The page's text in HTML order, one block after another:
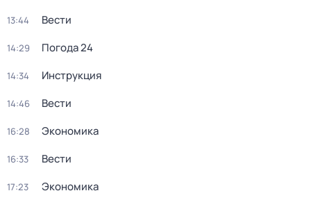
13:44 Вести
14:29 Погода 24
14:34 Инструкция
14:46 Вести
16:28 Экономика
16:33 Вести
17:23 Экономика